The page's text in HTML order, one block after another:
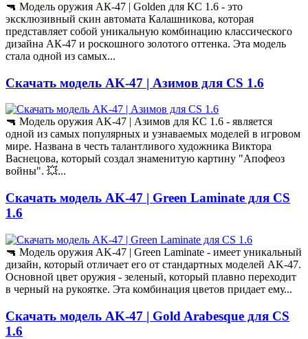
🔫 Модель оружия АК-47 | Golden для КС 1.6 - это
эксклюзивный скин автомата Калашникова, которая
представляет собой уникальную комбинацию классического
дизайна АК-47 и роскошного золотого оттенка. Эта модель
стала одной из самых...
Скачать модель AK-47 | Азимов для CS 1.6
🔫 Модель оружия AK-47 | Азимов для КС 1.6 - является
одной из самых популярных и узнаваемых моделей в игровом
мире. Названа в честь талантливого художника Виктора
Васнецова, который создал знаменитую картину "Апофеоз
войны". 💥...
Скачать модель AK-47 | Green Laminate для CS
1.6
🔫 Модель оружия AK-47 | Green Laminate - имеет уникальный
дизайн, который отличает его от стандартных моделей AK-47.
Основной цвет оружия - зеленый, который плавно переходит
в черный на рукоятке. Эта комбинация цветов придает ему...
Скачать модель AK-47 | Gold Arabesque для CS
1.6